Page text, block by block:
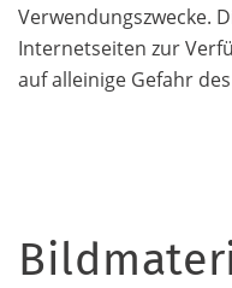
Verwendungszwecke.
Internetseiten zur
auf alleinige Gefahr